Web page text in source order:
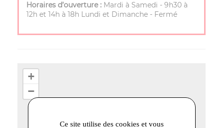
Horaires d’ouverture : Mardi à Samedi - 9h30 à
12h et 14h à 18h Lundi et Dimanche - Fermé
+
−
Ce site utilise des cookies et vous